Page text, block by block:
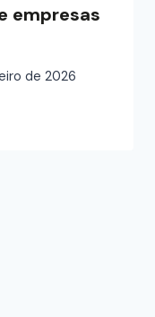
empresas
de 2026